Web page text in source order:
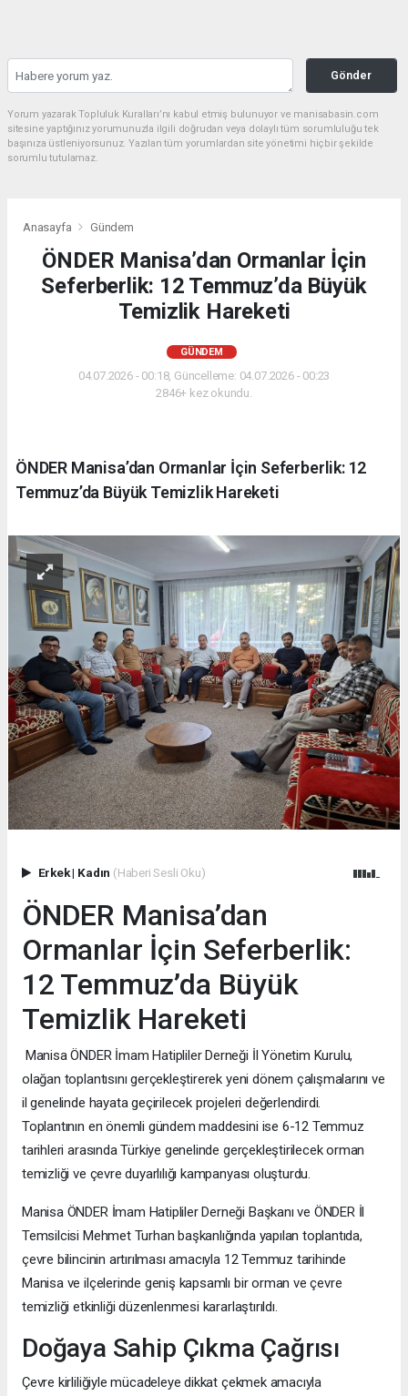
Gönder
Yorum yazarak Topluluk Kuralları’nı kabul etmiş bulunuyor ve manisabasin.com
sitesine yaptığınız yorumunuzla ilgili doğrudan veya dolaylı tüm sorumluluğu tek
başınıza üstleniyorsunuz. Yazılan tüm yorumlardan site yönetimi hiçbir şekilde
sorumlu tutulamaz.
Anasayfa Gündem
ÖNDER Manisa’dan Ormanlar İçin
Seferberlik: 12 Temmuz’da Büyük
Temizlik Hareketi
GÜNDEM
04.07.2026 - 00:18, Güncelleme: 04.07.2026 - 00:23
2846+ kez okundu.
ÖNDER Manisa’dan Ormanlar İçin Seferberlik: 12
Temmuz’da Büyük Temizlik Hareketi
Erkek| Kadın (Haberi Sesli Oku)
ÖNDER Manisa’dan
Ormanlar İçin Seferberlik:
12 Temmuz’da Büyük
Temizlik Hareketi
Manisa ÖNDER İmam Hatipliler Derneği İl Yönetim Kurulu,
olağan toplantısını gerçekleştirerek yeni dönem çalışmalarını ve
il genelinde hayata geçirilecek projeleri değerlendirdi.
Toplantının en önemli gündem maddesini ise 6-12 Temmuz
tarihleri arasında Türkiye genelinde gerçekleştirilecek orman
temizliği ve çevre duyarlılığı kampanyası oluşturdu.
Manisa ÖNDER İmam Hatipliler Derneği Başkanı ve ÖNDER İl
Temsilcisi Mehmet Turhan başkanlığında yapılan toplantıda,
çevre bilincinin artırılması amacıyla 12 Temmuz tarihinde
Manisa ve ilçelerinde geniş kapsamlı bir orman ve çevre
temizliği etkinliği düzenlenmesi kararlaştırıldı.
Doğaya Sahip Çıkma Çağrısı
Çevre kirliliğiyle mücadeleye dikkat çekmek amacıyla